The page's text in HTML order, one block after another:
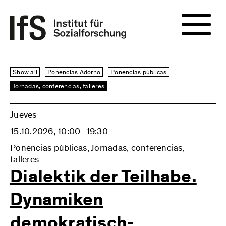
Show all Ponencias Adorno
Ponencias públicas
Jornadas, conferencias, talleres
Jueves
15.10.2026, 10:00–19:30
Ponencias públicas, Jornadas, conferencias,
talleres
Dialektik der Teilhabe.
Dynamiken